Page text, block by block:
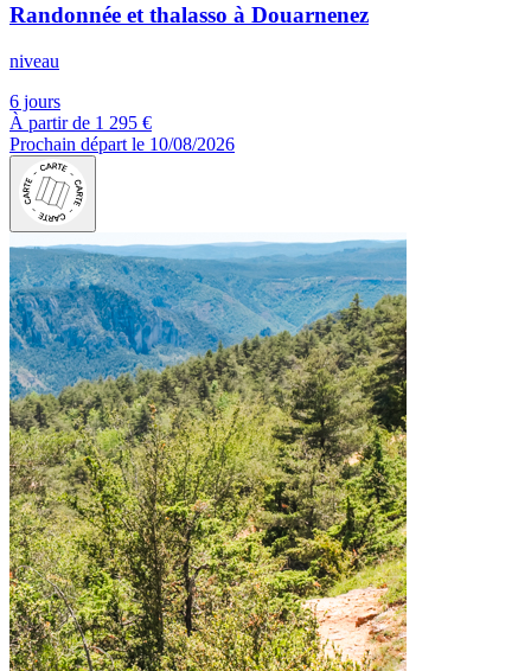
Randonnée et thalasso à Douarnenez
niveau
6 jours
À partir de 1 295 €
Prochain départ le 10/08/2026